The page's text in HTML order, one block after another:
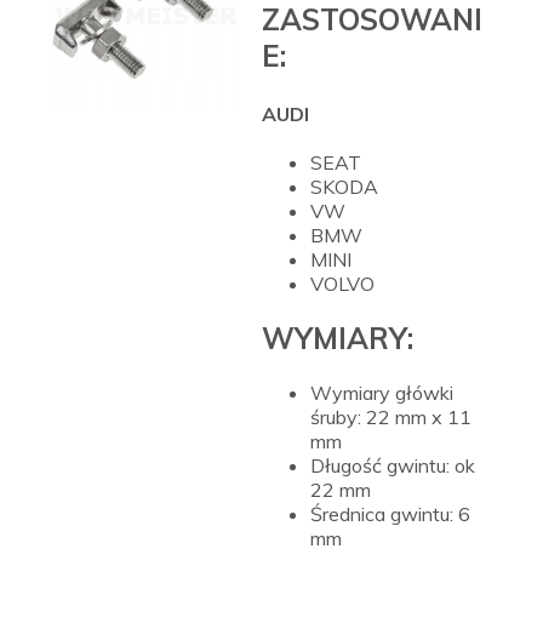
ZASTOSOWANI
E:
AUDI
SEAT
SKODA
VW
BMW
MINI
VOLVO
WYMIARY:
Wymiary główki
śruby: 22 mm x 11
mm
Długość gwintu: ok
22 mm
Średnica gwintu: 6
mm